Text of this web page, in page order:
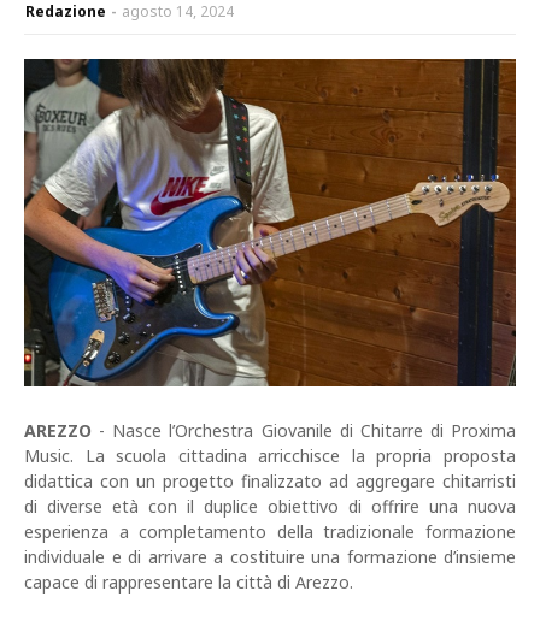
Redazione agosto 14, 2024
AREZZO - Nasce l’Orchestra Giovanile di Chitarre di Proxima
Music. La scuola cittadina arricchisce la propria proposta
didattica con un progetto finalizzato ad aggregare chitarristi
di diverse età con il duplice obiettivo di offrire una nuova
esperienza a completamento della tradizionale formazione
individuale e di arrivare a costituire una formazione d’insieme
capace di rappresentare la città di Arezzo.